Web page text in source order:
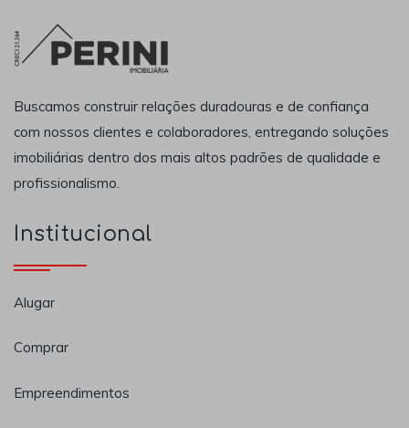
Buscamos construir relações duradouras e de confiança
com nossos clientes e colaboradores, entregando soluções
imobiliárias dentro dos mais altos padrões de qualidade e
profissionalismo.
Institucional
Alugar
Comprar
Empreendimentos